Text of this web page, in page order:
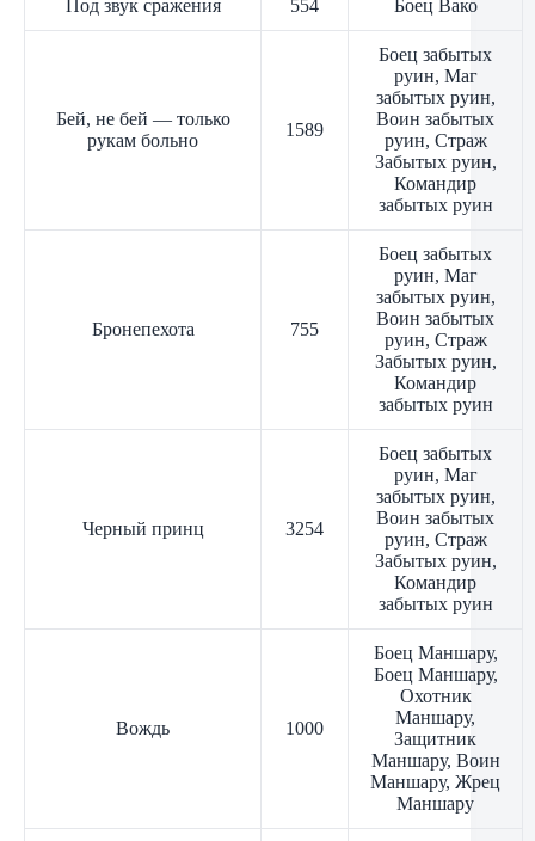
Под звук сражения 554 Боец Вако
Бей, не бей — только
рукам больно
1589
Боец забытых
руин, Маг
забытых руин,
Воин забытых
руин, Страж
Забытых руин,
Командир
забытых руин
Бронепехота 755
Боец забытых
руин, Маг
забытых руин,
Воин забытых
руин, Страж
Забытых руин,
Командир
забытых руин
Черный принц 3254
Боец забытых
руин, Маг
забытых руин,
Воин забытых
руин, Страж
Забытых руин,
Командир
забытых руин
Вождь 1000
Боец Маншару,
Боец Маншару,
Охотник
Маншару,
Защитник
Маншару, Воин
Маншару, Жрец
Маншару